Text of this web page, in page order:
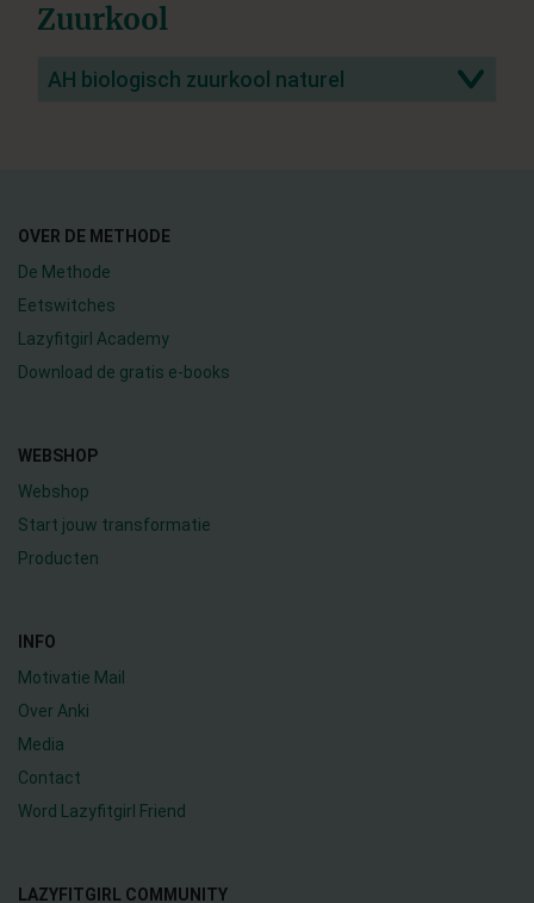
Zuurkool
AH biologisch zuurkool naturel
OVER DE METHODE
De Methode
Eetswitches
Lazyfitgirl Academy
Download de gratis e-books
WEBSHOP
Webshop
Start jouw transformatie
Producten
INFO
Motivatie Mail
Over Anki
Media
Contact
Word Lazyfitgirl Friend
LAZYFITGIRL COMMUNITY